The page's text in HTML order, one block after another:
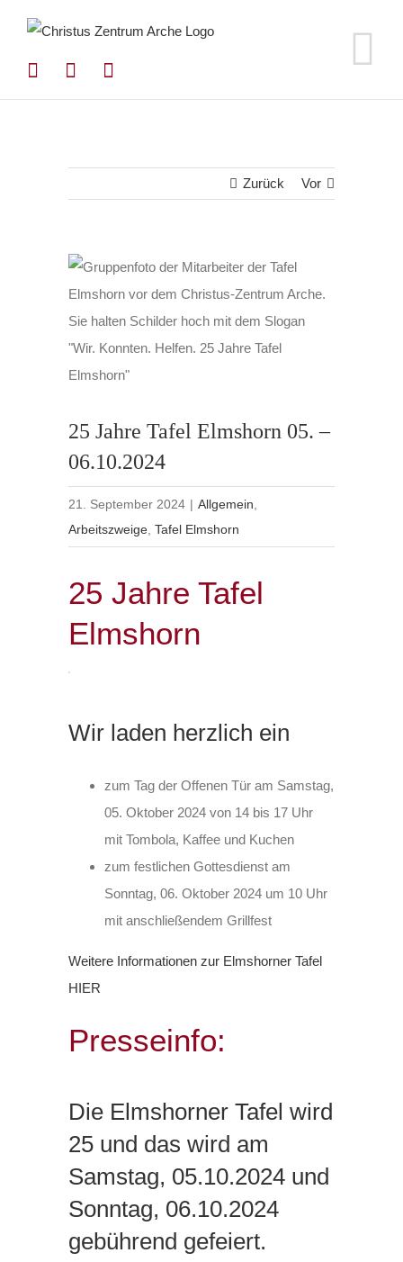
springen
Zurück Vor
25 Jahre Tafel Elmshorn 05. –
06.10.2024
21. September 2024 | Allgemein
Arbeitszweige ,Tafel Elmshorn
25 Jahre Tafel
Elmshorn
Wir laden herzlich ein
zum Tag der Offenen Tür am Samstag,
05. Oktober 2024 von 14 bis 17 Uhr
mit Tombola, Kaffee und Kuchen
zum festlichen Gottesdienst am
Sonntag, 06. Oktober 2024 um 10 Uhr
mit anschließendem Grillfest
Weitere Informationen zur Elmshorner Tafel
HIER
Presseinfo:
Die Elmshorner Tafel wird
25 und das wird am
Samstag, 05.10.2024 und
Sonntag, 06.10.2024
gebührend gefeiert.